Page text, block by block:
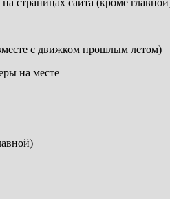
с движком прошлым летом)
на месте